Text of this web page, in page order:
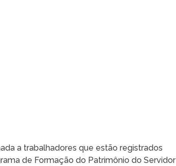
a trabalhadores que estão registrados
de Formação do Patrimônio do Servidor